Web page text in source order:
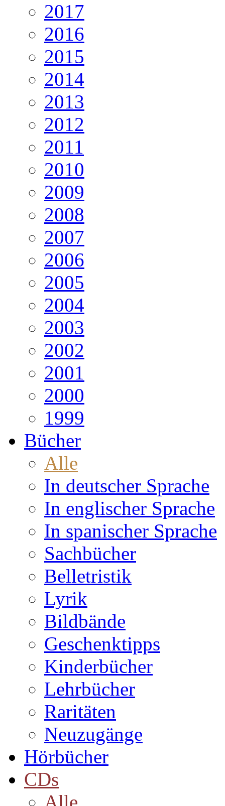
2017
2016
2015
2014
2013
2012
2011
2010
2009
2008
2007
2006
2005
2004
2003
2002
2001
2000
1999
Bücher
Alle
In deutscher Sprache
In englischer Sprache
In spanischer Sprache
Sachbücher
Belletristik
Lyrik
Bildbände
Geschenktipps
Kinderbücher
Lehrbücher
Raritäten
Neuzugänge
Hörbücher
CDs